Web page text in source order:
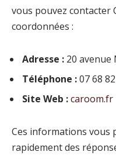
vous pouvez contacter
coordonnées :
Adresse : 20
Téléphone :07 68
Site Web :caroom.fr
Ces informations vous
rapidement des